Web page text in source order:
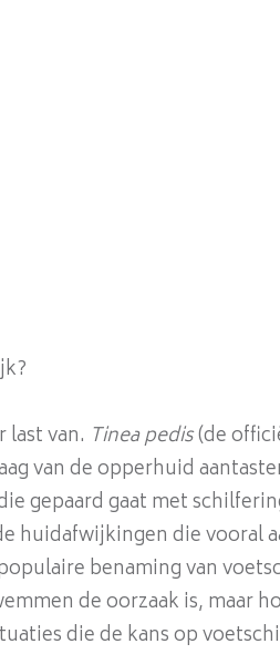
van. Tinea pedis(de
van de opperhuid
gepaard gaat met
huidafwijkingen die vooral
benaming van
de oorzaak is, maar
die de kans op